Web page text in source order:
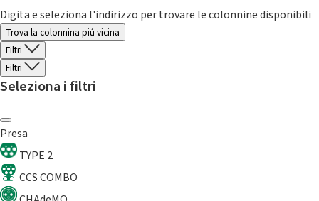
Digita e seleziona l'indirizzo per trovare le colonnine disponibili
Trova la colonnina piú vicina
Filtri
Filtri
Seleziona i filtri
Presa
TYPE 2
CCS COMBO